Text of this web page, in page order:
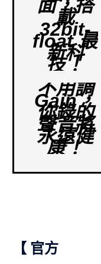
面，搭
載
32bit-
float 最
新科
技！
不用調
Gain，
你錄的
聲音將
永遠健
康！
【 官方